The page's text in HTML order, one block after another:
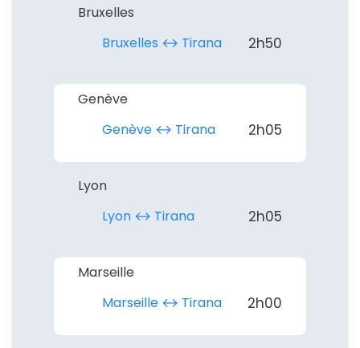
Bruxelles
Bruxelles ↔︎ Tirana
2h50
Genève
Genève ↔︎ Tirana
2h05
Lyon
Lyon ↔︎ Tirana
2h05
Marseille
Marseille ↔︎ Tirana
2h00